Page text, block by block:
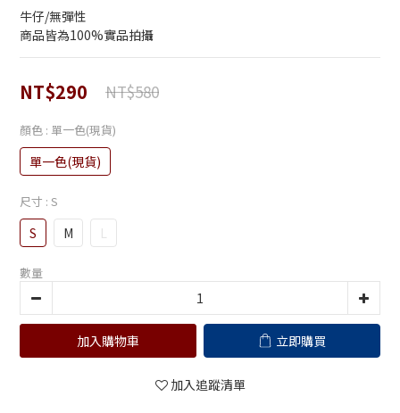
牛仔/無彈性
商品皆為100%實品拍攝
NT$290 NT$580
顏色 : 單一色(現貨)
單一色(現貨)
尺寸 : S
S M L
數量
加入購物車 立即購買
加入追蹤清單